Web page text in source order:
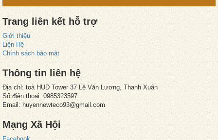
Trang liên kết hỗ trợ
Giới thiệu
Liện Hệ
Chính sách bảo mật
Thông tin liên hệ
Địa chỉ: toà HUD Tower 37 Lê Văn Lương, Thanh Xuân
Số điện thoại: 0985323597
Email: huyennewteco93@gmail.com
Mạng Xã Hội